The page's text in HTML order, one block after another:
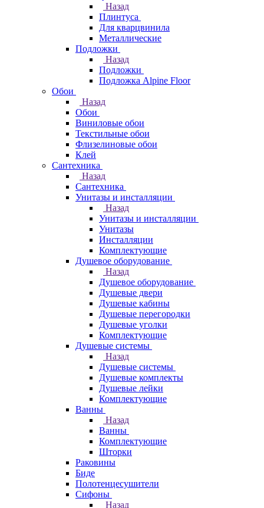
Назад
Плинтуса
Для кварцвинила
Металлические
Подложки
Назад
Подложки
Подложка Alpine Floor
Обои
Назад
Обои
Виниловые обои
Текстильные обои
Флизелиновые обои
Клей
Сантехника
Назад
Сантехника
Унитазы и инсталляции
Назад
Унитазы и инсталляции
Унитазы
Инсталляции
Комплектующие
Душевое оборудование
Назад
Душевое оборудование
Душевые двери
Душевые кабины
Душевые перегородки
Душевые уголки
Комплектующие
Душевые системы
Назад
Душевые системы
Душевые комплекты
Душевые лейки
Комплектующие
Ванны
Назад
Ванны
Комплектующие
Шторки
Раковины
Биде
Полотенцесушители
Сифоны
Назад